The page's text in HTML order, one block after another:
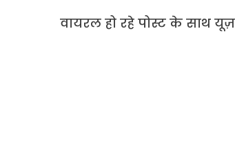
वायरल हो रहे पोस्ट के साथ